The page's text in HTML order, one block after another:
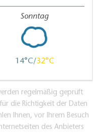
Sonntag
14 32
regelmäßig geprüft
die Richtigkeit der Daten
Ihnen, vor Ihrem Besuch
des Anbieters